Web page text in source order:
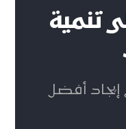
تنمية
إيجاد أفضل